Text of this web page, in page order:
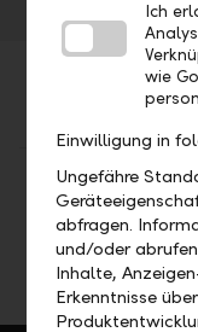
Ich
wie
Einwilligung in
Ungefähre
abfragen.
und/oder
Inhalte,
Erkenntnisse